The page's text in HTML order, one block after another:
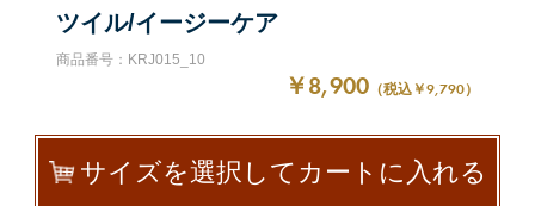
ツイル/イージーケア
商品番号：KRJ015_10
￥8,900 （税込￥9,790）
サイズを選択してカートに入れる